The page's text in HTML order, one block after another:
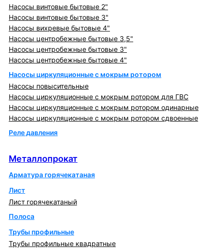
Насосы винтовые бытовые 2"
Насосы винтовые бытовые 3"
Насосы вихревые бытовые 4"
Насосы центробежные бытовые 3,5"
Насосы центробежные бытовые 3"
Насосы центробежные бытовые 4"
Насосы циркуляционные с мокрым ротором
Насосы повысительные
Насосы циркуляционные с мокрым ротором для ГВС
Насосы циркуляционные с мокрым ротором одинарные
Насосы циркуляционные с мокрым ротором сдвоенные
Реле давления
Металлопрокат
Арматура горячекатаная
Лист
Лист горячекатаный
Полоса
Трубы профильные
Трубы профильные квадратные